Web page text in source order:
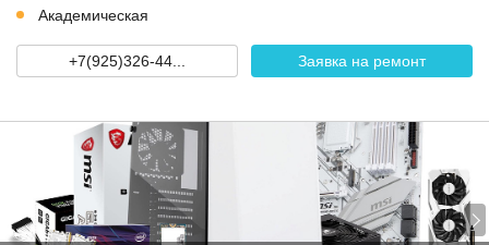
Академическая
+7(925)326-44... Заявка на ремонт